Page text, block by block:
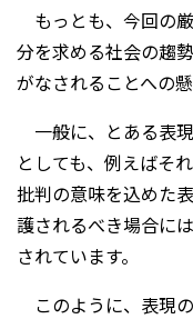
もっとも、今回の
分を求める社会の趨
がなされることへの
一般に、とある表
としても、例えばそ
批判の意味を込めた
護されるべき場合に
されています。
このように、表現